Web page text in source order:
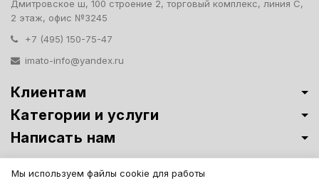
Дмитровское ш, 100 строение 2, торговый комплекс, линия С,
2 этаж, офис №3245
+7 (495) 150-75-47
imato-info@yandex.ru
Клиентам
Категории и услуги
Написать нам
Витрины премиум-класса ИМАТО
Политика обработки персональных
Мы используем файлы cookie для работы